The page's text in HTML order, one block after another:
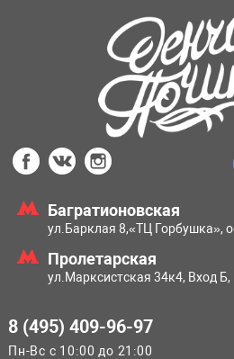
Багратионовская
ул.Барклая 8,«ТЦ Горбушка»,
Пролетарская
ул.Марксистская 34к4, Вход Б,
8 (495) 409-96-97
Пн-Вс с 10:00 до 21:00